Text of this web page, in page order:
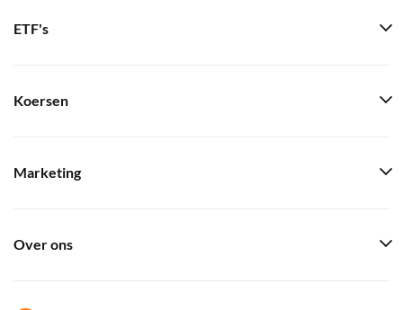
ETF's
Koersen
Marketing
Over ons